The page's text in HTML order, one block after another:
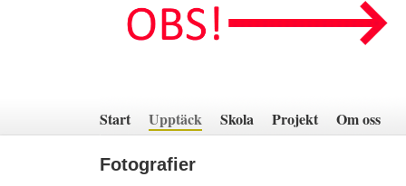
innehåll
Start Upptäck Skola Projekt Om oss
Fotografier